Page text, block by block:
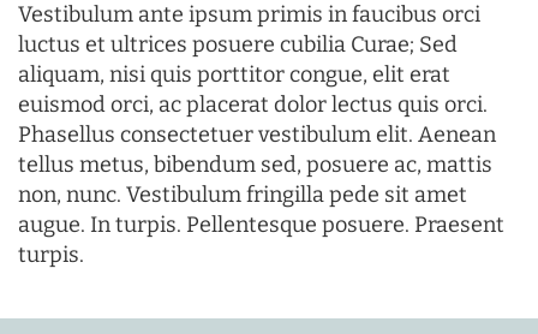
Vestibulum ante ipsum primis in faucibus orci
luctus et ultrices posuere cubilia Curae; Sed
aliquam, nisi quis porttitor congue, elit erat
euismod orci, ac placerat dolor lectus quis orci.
Phasellus consectetuer vestibulum elit. Aenean
tellus metus, bibendum sed, posuere ac, mattis
non, nunc. Vestibulum fringilla pede sit amet
augue. In turpis. Pellentesque posuere. Praesent
turpis.